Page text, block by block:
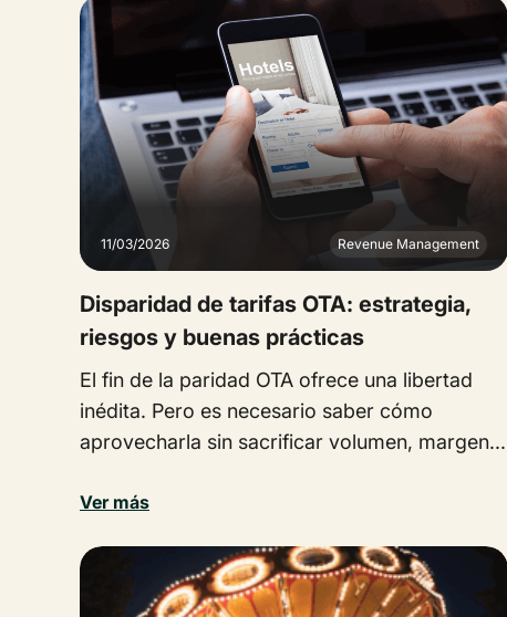
11/03/2026 Revenue Management
Disparidad de tarifas OTA: estrategia,
riesgos y buenas prácticas
El fin de la paridad OTA ofrece una libertad
inédita. Pero es necesario saber cómo
aprovecharla sin sacrificar volumen, margen...
Ver más